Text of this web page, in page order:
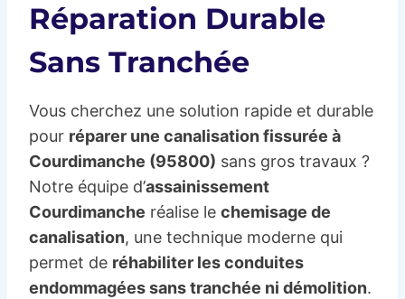
Réparation Durable
Sans Tranchée
Vous cherchez une solution rapide et durable
pour réparer une canalisation fissurée à
Courdimanche (95800) sans gros travaux ?
Notre équipe d’assainissement
Courdimanche réalise le chemisage de
canalisation, une technique moderne qui
permet de réhabiliter les conduites
endommagées sans tranchée ni démolition.